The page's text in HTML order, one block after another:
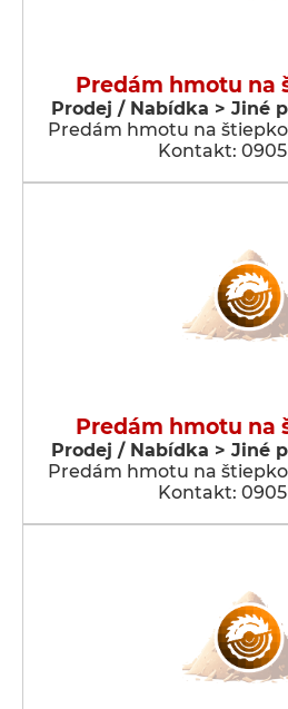
Predám hmotu na
Prodej / Nabídka > Jiné
Predám hmotu na
Kontakt:
Predám hmotu na
Prodej / Nabídka > Jiné
Predám hmotu na
Kontakt: